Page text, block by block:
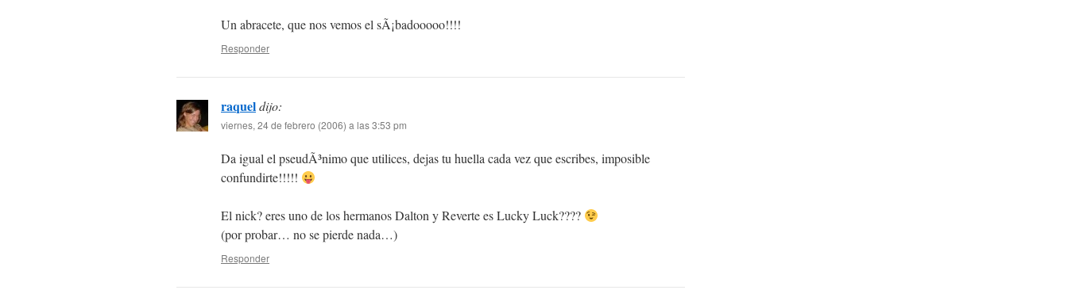
Un abracete, que nos vemos el sÃ¡badooooo!!!!
Responder
raqueldijo:
viernes, 24 de febrero (2006) a las 3:53 pm
Da igual el pseudÃ³nimo que utilices, dejas tu huella cada vez que escribes, imposible
confundirte!!!!!
El nick? eres uno de los hermanos Dalton y Reverte es Lucky Luck????
(por probar… no se pierde nada…)
Responder